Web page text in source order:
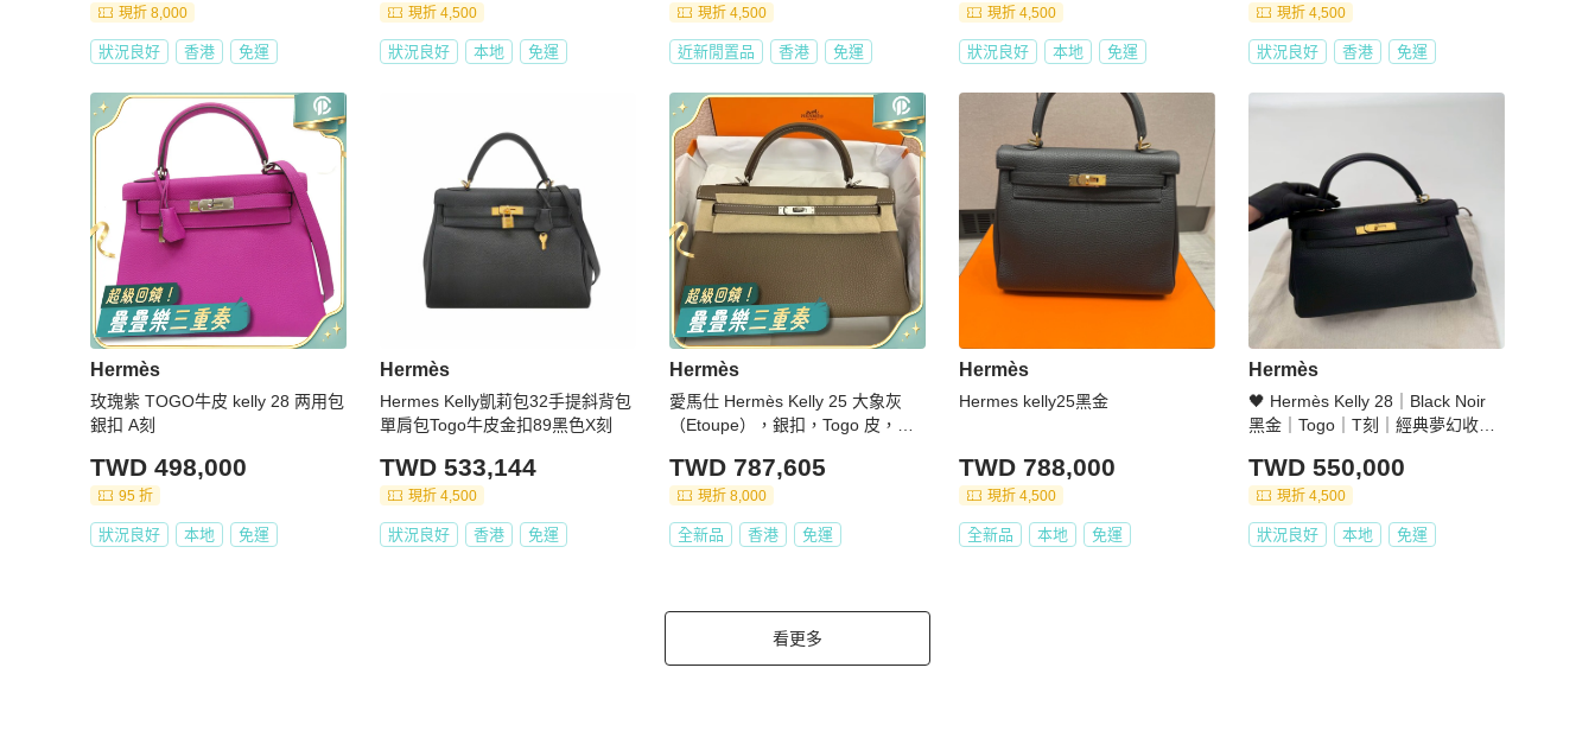
現折 8,000
狀況良好 香港 免運
現折 4,500
狀況良好 本地 免運
現折 4,500
近新閒置品 香港 免運
現折 4,500
狀況良好 本地 免運
現折 4,500
狀況良好 香港 免運
Hermès
玫瑰紫 TOGO牛皮 kelly 28 两用包
銀扣 A刻
TWD 498,000
95 折
狀況良好 本地 免運
Hermès
Hermes Kelly凱莉包32手提斜背包
單肩包Togo牛皮金扣89黑色X刻
TWD 533,144
現折 4,500
狀況良好 香港 免運
Hermès
愛馬仕 Hermès Kelly 25 大象灰
（Etoupe），銀扣，Togo 皮，全
據。
TWD 787,605
現折 8,000
全新品 香港 免運
Hermès
Hermes kelly25黑金
TWD 788,000
現折 4,500
全新品 本地 免運
Hermès
🖤 Hermès Kelly 28｜Black Noir
黑金｜Togo｜T刻｜經典夢幻收藏
TWD 550,000
現折 4,500
狀況良好 本地 免運
看更多